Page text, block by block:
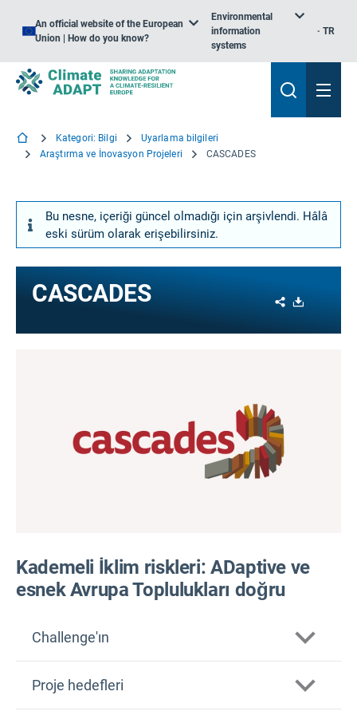
An official website of the European
Union | How do you know?
Environmental
information
systems
TR
Kategori: Bilgi
Uyarlama bilgileri
Araştırma ve İnovasyon Projeleri
CASCADES
Bu nesne, içeriği güncel olmadığı için arşivlendi. Hâlâ
eski sürüm olarak erişebilirsiniz.
CASCADES Share
Kademeli İklim riskleri: ADaptive ve
esnek Avrupa Toplulukları doğru
Challenge'ın
Proje hedefleri